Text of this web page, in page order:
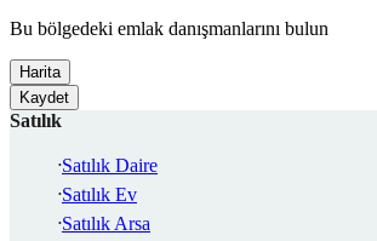
Bu bölgedeki emlak danışmanlarını bulun
Harita
Kaydet
Satılık
Satılık Daire
Satılık Ev
Satılık Arsa